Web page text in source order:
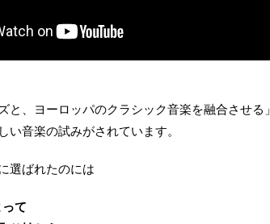
と、ヨーロッパのクラシック音楽を融合させる」
い音楽の試みがされています。
選ばれたのには
て